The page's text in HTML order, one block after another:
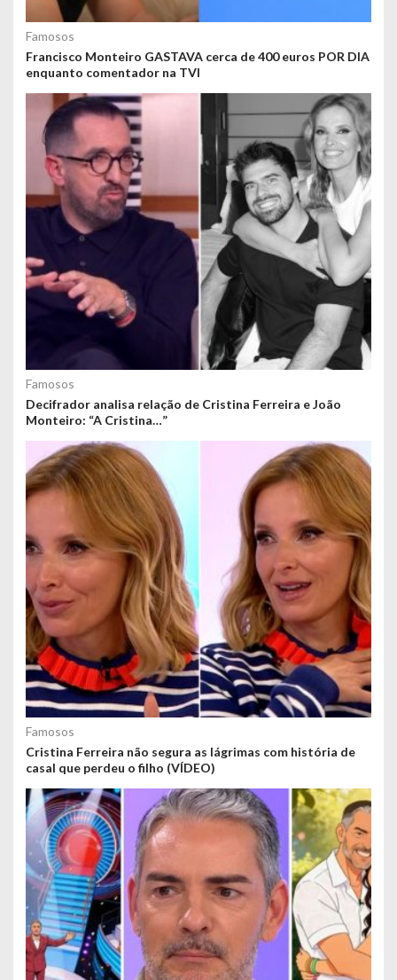
Famosos
Francisco Monteiro GASTAVA cerca de 400 euros POR DIA
enquanto comentador na TVI
Famosos
Decifrador analisa relação de Cristina Ferreira e João
Monteiro: “A Cristina…”
Famosos
Cristina Ferreira não segura as lágrimas com história de
casal que perdeu o filho (VÍDEO)